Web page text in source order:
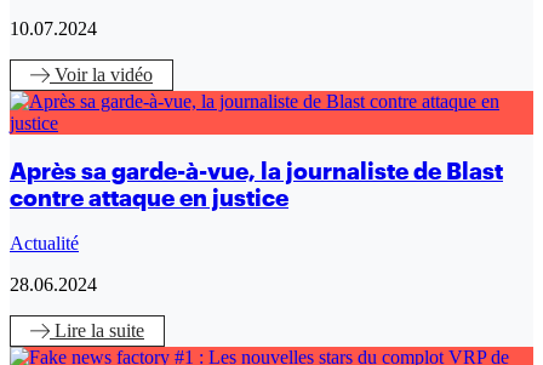
10.07.2024
Voirla vidéo
Après sa garde-à-vue, la journaliste de Blast
contre attaque en justice
Actualité
28.06.2024
Lire la suite